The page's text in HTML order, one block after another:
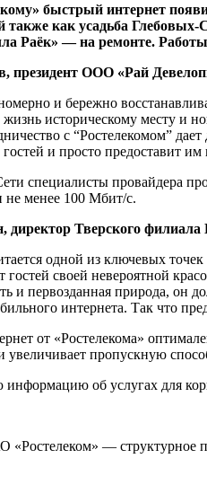
быстрый интернет
также как усадьба
Раёк» — на ремонте.
президент ООО «Рай
и бережно
историческому месту и
с “Ростелекомом”
и просто предоставит
специалисты провайдера
не менее 100 Мбит/с.
Тверского филиала
одной из ключевых
гостей своей невероятной
и первозданная природа, он
интернета. Так что
от «Ростелекома»
увеличивает пропускную
об услугах для
— структурное